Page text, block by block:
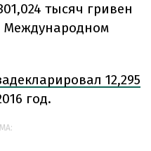
тысяч гривен
Международном
12,295
год.